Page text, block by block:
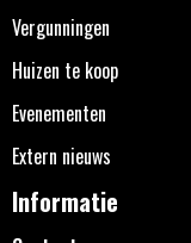
Vergunningen
Huizen te koop
Evenementen
Extern nieuws
Informatie